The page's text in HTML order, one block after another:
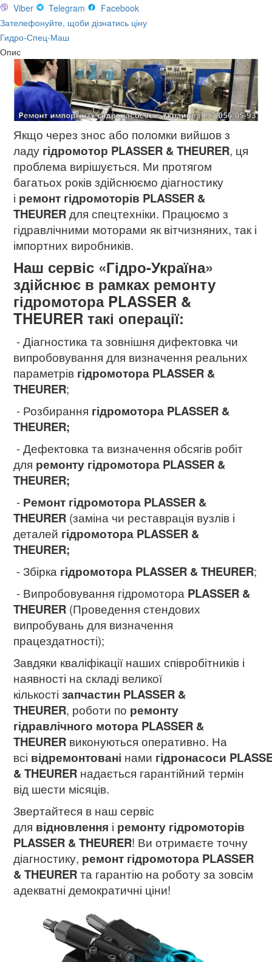
Viber
Telegram
Facebook
Зателефонуйте, щоби дізнатись ціну
Гидро-Спец-Маш
Опис
Якщо через знос або поломки вийшов з
ладу гідромотор PLASSER & THEURER, ця
проблема вирішується. Ми протягом
багатьох років здійснюємо діагностику
і ремонт гідромоторів PLASSER &
THEURER для спецтехніки. Працюємо з
гідравлічними моторами як вітчизняних, так і
імпортних виробників.
Наш сервіс «Гідро-Україна»
здійснює в рамках ремонту
гідромотора PLASSER &
THEURER такі операції:
- Діагностика та зовнішня дифектовка чи
випробовування для визначення реальних
параметрів гідромотора PLASSER &
THEURER;
- Розбирання гідромотора PLASSER &
THEURER;
- Дефектовка та визначення обсягів робіт
для ремонту гідромотора PLASSER &
THEURER;
- Ремонт гідромотора PLASSER &
THEURER (заміна чи реставрація вузлів і
деталей гідромотора PLASSER &
THEURER;
- Збірка гідромотора PLASSER & THEURER;
- Випробовування гідромотора PLASSER &
THEURER (Проведення стендових
випробувань для визначення
працездатності);
Завдяки кваліфікації наших співробітників і
наявності на складі великої
кількостізапчастин PLASSER &
THEURER, роботи по ремонту
гідравлічного мотора PLASSER &
THEURER виконуються оперативно. На
всі відремонтовані нами гідронасоси
& THEURER надається гарантійний термін
від шести місяців.
Звертайтеся в наш сервіс
для відновлення і ремонту гідромоторів
PLASSER & THEURER! Ви отримаєте точну
діагностику, ремонт гідромотора PLASSER
& THEURERта гарантію на роботу за зовсім
адекватні демократичні ціни!